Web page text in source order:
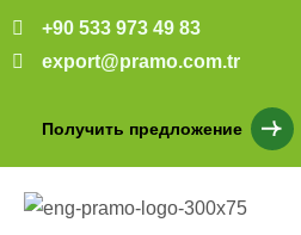
+90 533 973 49 83
export@pramo.com.tr
Получить предложение